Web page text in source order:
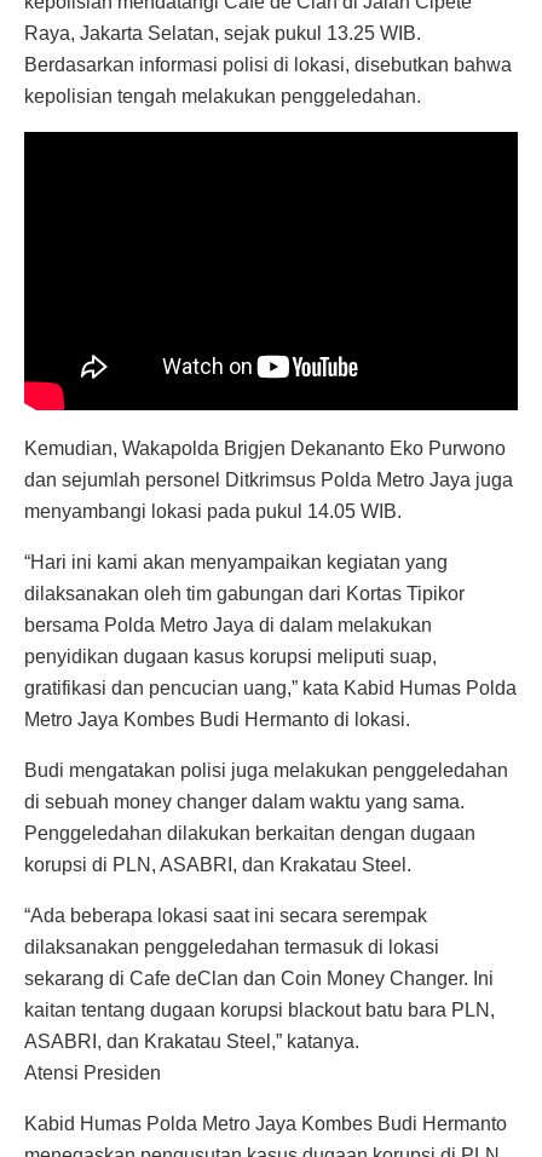
Raya, Jakarta Selatan, sejak pukul 13.25 WIB.
Berdasarkan informasi polisi di lokasi, disebutkan bahwa
kepolisian tengah melakukan penggeledahan.
Kemudian, Wakapolda Brigjen Dekananto Eko Purwono
dan sejumlah personel Ditkrimsus Polda Metro Jaya juga
menyambangi lokasi pada pukul 14.05 WIB.
“Hari ini kami akan menyampaikan kegiatan yang
dilaksanakan oleh tim gabungan dari Kortas Tipikor
bersama Polda Metro Jaya di dalam melakukan
penyidikan dugaan kasus korupsi meliputi suap,
gratifikasi dan pencucian uang,” kata Kabid Humas Polda
Metro Jaya Kombes Budi Hermanto di lokasi.
Budi mengatakan polisi juga melakukan penggeledahan
di sebuah money changer dalam waktu yang sama.
Penggeledahan dilakukan berkaitan dengan dugaan
korupsi di PLN, ASABRI, dan Krakatau Steel.
“Ada beberapa lokasi saat ini secara serempak
dilaksanakan penggeledahan termasuk di lokasi
sekarang di Cafe deClan dan Coin Money Changer. Ini
kaitan tentang dugaan korupsi blackout batu bara PLN,
ASABRI, dan Krakatau Steel,” katanya.
Atensi Presiden
Kabid Humas Polda Metro Jaya Kombes Budi Hermanto